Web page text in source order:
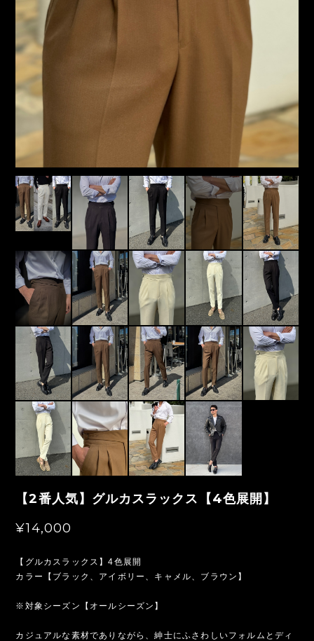
【2番人気】グルカスラックス【4色展開】
¥14,000
【グルカスラックス】4色展開
カラー【ブラック、アイボリー、キャメル、ブラウン】
※対象シーズン【オールシーズン】
カジュアルな素材でありながら、紳士にふさわしいフォルムとディ